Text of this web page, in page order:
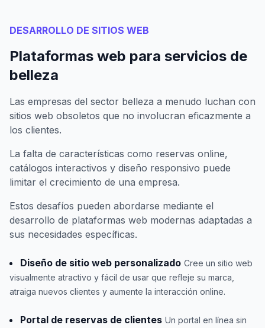
DESARROLLO DE SITIOS WEB
Plataformas web para servicios de
belleza
Las empresas del sector belleza a menudo luchan con
sitios web obsoletos que no involucran eficazmente a
los clientes.
La falta de características como reservas online,
catálogos interactivos y diseño responsivo puede
limitar el crecimiento de una empresa.
Estos desafíos pueden abordarse mediante el
desarrollo de plataformas web modernas adaptadas a
sus necesidades específicas.
Diseño de sitio web personalizado Cree un sitio web
visualmente atractivo y fácil de usar que refleje su marca,
atraiga nuevos clientes y aumente la interacción online.
Portal de reservas de clientes Un portal en línea sin